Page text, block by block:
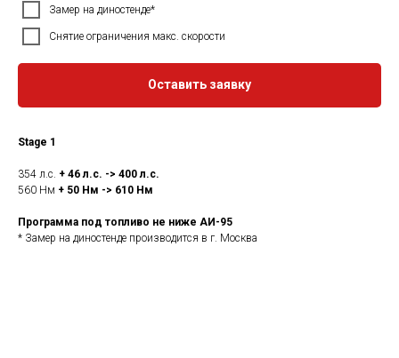
Замер на диностенде*
Снятие ограничения макс. скорости
Оставить заявку
Stage 1
354 л.с. + 46 л.с. -> 400 л.с.
560 Нм + 50 Нм -> 610 Нм
Программа под топливо не ниже АИ-95
* Замер на диностенде производится в г. Москва